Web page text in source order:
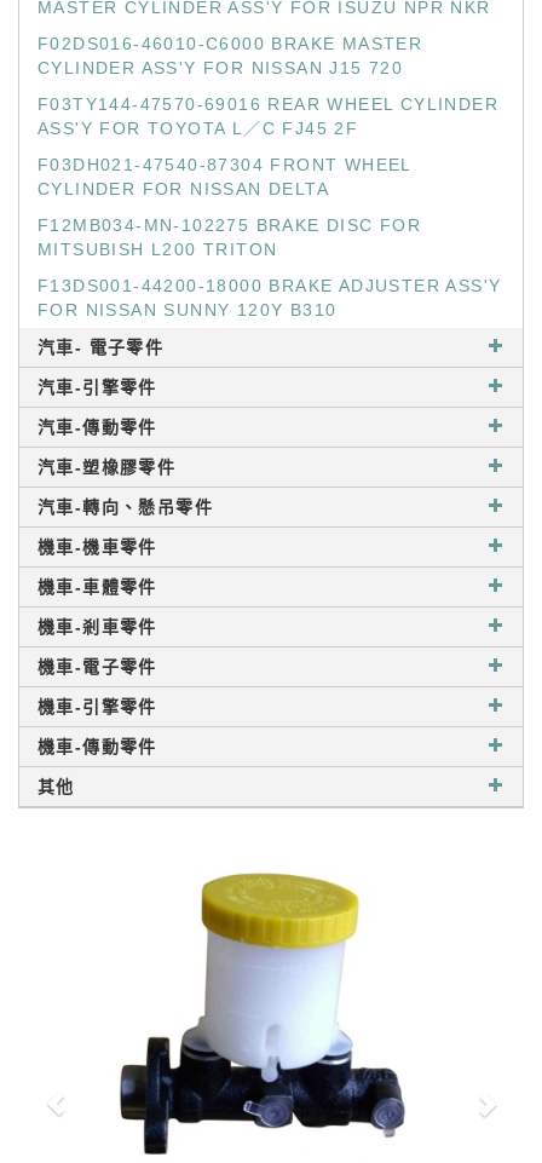
MASTER CYLINDER ASS'Y FOR ISUZU NPR NKR
F02DS016-46010-C6000 BRAKE MASTER
CYLINDER ASS'Y FOR NISSAN J15 720
F03TY144-47570-69016 REAR WHEEL CYLINDER
ASS'Y FOR TOYOTA L／C FJ45 2F
F03DH021-47540-87304 FRONT WHEEL
CYLINDER FOR NISSAN DELTA
F12MB034-MN-102275 BRAKE DISC FOR
MITSUBISH L200 TRITON
F13DS001-44200-18000 BRAKE ADJUSTER ASS'Y
FOR NISSAN SUNNY 120Y B310
汽車- 電子零件
汽車-引擎零件
汽車-傳動零件
汽車-塑橡膠零件
汽車-轉向、懸吊零件
機車-機車零件
機車-車體零件
機車-剎車零件
機車-電子零件
機車-引擎零件
機車-傳動零件
其他